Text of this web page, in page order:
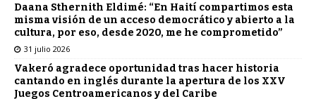
Daana Sthernith Eldimé: “En Haití compartimos esta
misma visión de un acceso democrático y abierto a la
cultura, por eso, desde 2020, me he comprometido”
31 julio 2026
Vakeró agradece oportunidad tras hacer historia
cantando en inglés durante la apertura de los XXV
Juegos Centroamericanos y del Caribe